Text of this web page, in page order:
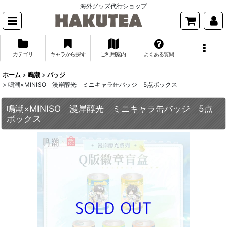
海外グッズ代行ショップ
カテゴリ キャラから探す ご利用案内 よくある質問
ホーム > 鳴潮 > バッジ
> 鳴潮×MINISO 漫岸醇光 ミニキャラ缶バッジ 5点ボックス
鳴潮×MINISO 漫岸醇光 ミニキャラ缶バッジ 5点
ボックス